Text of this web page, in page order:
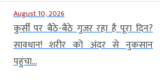
August 10, 2026
कुर्सी पर बैठे-बैठे गुजर रहा है पूरा दिन?
सावधान! शरीर को अंदर से नुकसान
पहुंचा...